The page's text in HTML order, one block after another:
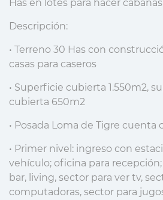
Has en lotes para hacer
Descripción:
• Terreno 30 Has con
casas para caseros
• Superficie cubierta 1.550m2,
cubierta 650m2
• Posada Loma de Tigre cuenta
• Primer nivel: ingreso con
vehículo; oficina para
bar, living, sector para ver tv,
computadoras, sector para